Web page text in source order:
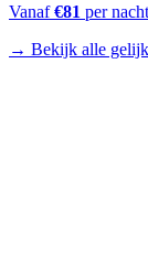
Vanaf €81 per nacht
→ Bekijk alle